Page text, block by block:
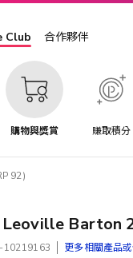
Club 合作夥伴
購物與獎賞 賺取積分
92)
Barton
10219163
更多相關產品